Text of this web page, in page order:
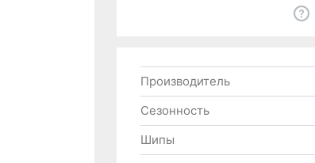
Производитель
Сезонность
Шипы